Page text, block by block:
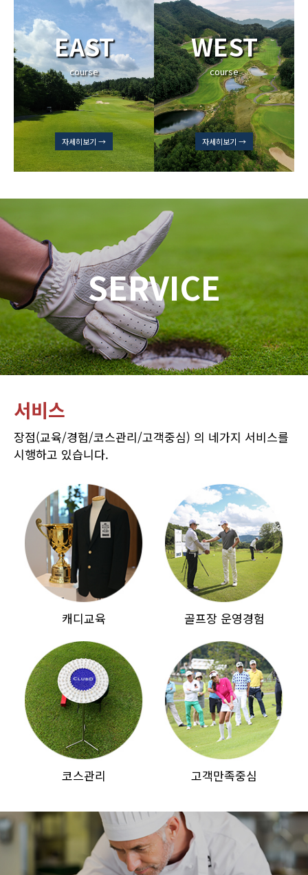
EAST
course
자세히보기 →
WEST
course
자세히보기 →
SERVICE
서비스
장점(교육/경험/코스관리/고객중심) 의 네가지 서비스를
시행하고 있습니다.
캐디교육 골프장 운영경험
코스관리 고객만족중심